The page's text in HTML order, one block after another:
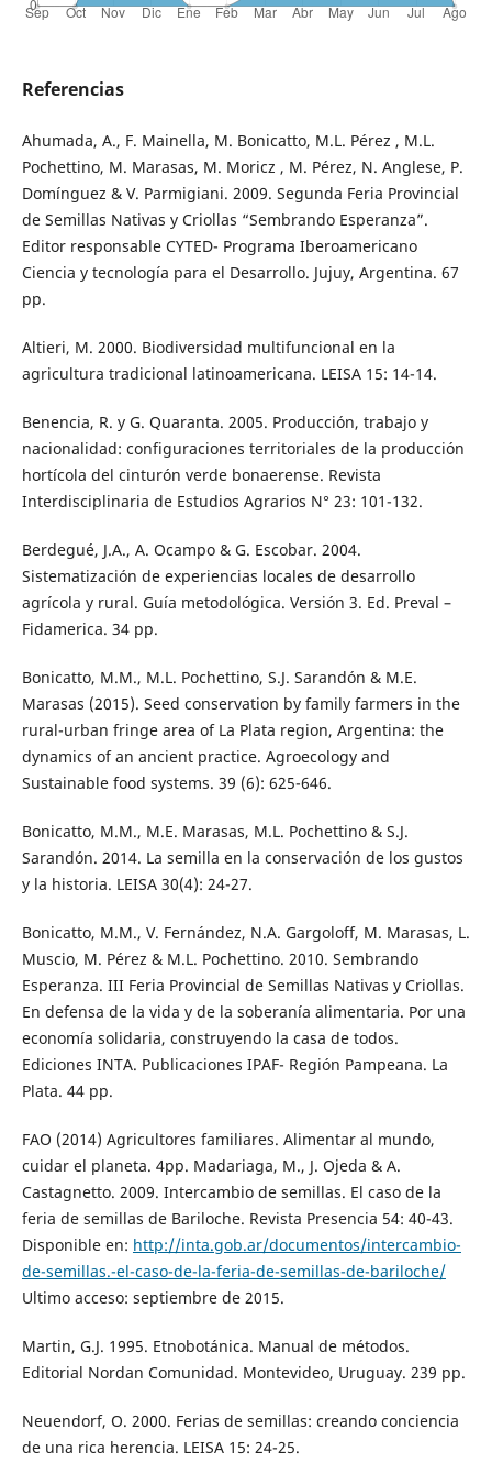
Referencias
Ahumada, A., F. Mainella, M. Bonicatto, M.L. Pérez , M.L.
Pochettino, M. Marasas, M. Moricz , M. Pérez, N. Anglese, P.
Domínguez & V. Parmigiani. 2009. Segunda Feria Provincial
de Semillas Nativas y Criollas “Sembrando Esperanza”.
Editor responsable CYTED- Programa Iberoamericano
Ciencia y tecnología para el Desarrollo. Jujuy, Argentina. 67
pp.
Altieri, M. 2000. Biodiversidad multifuncional en la
agricultura tradicional latinoamericana. LEISA 15: 14-14.
Benencia, R. y G. Quaranta. 2005. Producción, trabajo y
nacionalidad: configuraciones territoriales de la producción
hortícola del cinturón verde bonaerense. Revista
Interdisciplinaria de Estudios Agrarios N° 23: 101-132.
Berdegué, J.A., A. Ocampo & G. Escobar. 2004.
Sistematización de experiencias locales de desarrollo
agrícola y rural. Guía metodológica. Versión 3. Ed. Preval –
Fidamerica. 34 pp.
Bonicatto, M.M., M.L. Pochettino, S.J. Sarandón & M.E.
Marasas (2015). Seed conservation by family farmers in the
rural-urban fringe area of La Plata region, Argentina: the
dynamics of an ancient practice. Agroecology and
Sustainable food systems. 39 (6): 625-646.
Bonicatto, M.M., M.E. Marasas, M.L. Pochettino & S.J.
Sarandón. 2014. La semilla en la conservación de los gustos
y la historia. LEISA 30(4): 24-27.
Bonicatto, M.M., V. Fernández, N.A. Gargoloff, M. Marasas, L.
Muscio, M. Pérez & M.L. Pochettino. 2010. Sembrando
Esperanza. III Feria Provincial de Semillas Nativas y Criollas.
En defensa de la vida y de la soberanía alimentaria. Por una
economía solidaria, construyendo la casa de todos.
Ediciones INTA. Publicaciones IPAF- Región Pampeana. La
Plata. 44 pp.
FAO (2014) Agricultores familiares. Alimentar al mundo,
cuidar el planeta. 4pp. Madariaga, M., J. Ojeda & A.
Castagnetto. 2009. Intercambio de semillas. El caso de la
feria de semillas de Bariloche. Revista Presencia 54: 40-43.
Disponible en: http://inta.gob.ar/documentos/intercambio-
de-semillas.-el-caso-de-la-feria-de-semillas-de-bariloche/
Ultimo acceso: septiembre de 2015.
Martin, G.J. 1995. Etnobotánica. Manual de métodos.
Editorial Nordan Comunidad. Montevideo, Uruguay. 239 pp.
Neuendorf, O. 2000. Ferias de semillas: creando conciencia
de una rica herencia. LEISA 15: 24-25.